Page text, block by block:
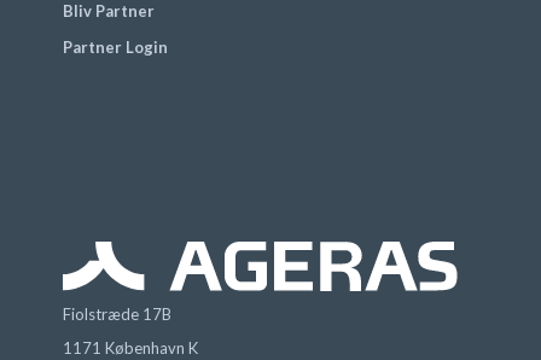
Bliv Partner
Partner Login
Fiolstræde 17B
1171 København K